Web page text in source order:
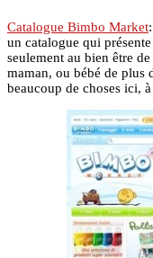
Catalogue Bimbo Market
un catalogue qui
seulement au bien être
maman, ou bébé de plus
beaucoup de choses ici,